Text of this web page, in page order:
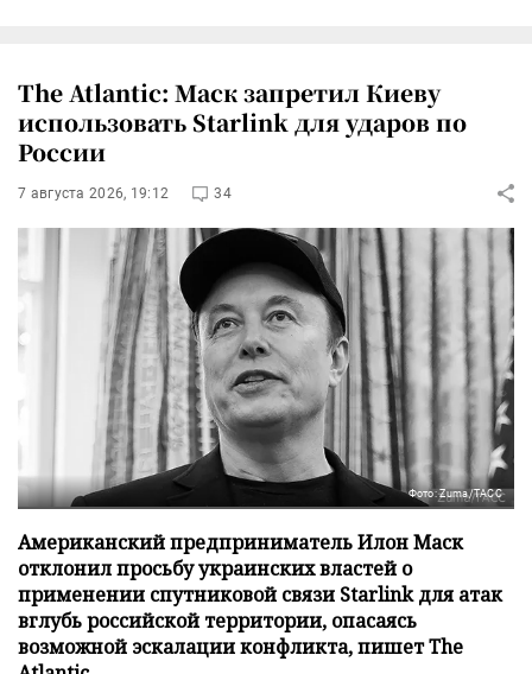
The Atlantic: Маск запретил Киеву
использовать Starlink для ударов по
России
7 августа 2026, 19:12 34
Фото: Zuma/ТАСС
Американский предприниматель Илон Маск
отклонил просьбу украинских властей о
применении спутниковой связи Starlink для атак
вглубь российской территории, опасаясь
возможной эскалации конфликта, пишет The